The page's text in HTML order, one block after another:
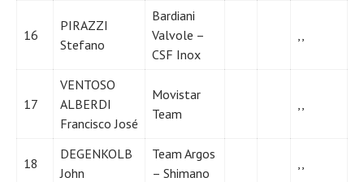
16
PIRAZZI
Stefano
Bardiani
Valvole –
CSF Inox
17
VENTOSO
ALBERDI
Francisco José
Movistar
Team
18
DEGENKOLB
John
Team Argos
– Shimano